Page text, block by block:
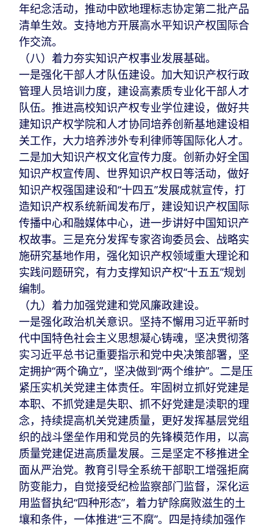
年纪念活动，推动中欧地理标志协定第二批产品
清单生效。支持地方开展高水平知识产权国际合
作交流。
（八）着力夯实知识产权事业发展基础。
一是强化干部人才队伍建设。加大知识产权行政
管理人员培训力度，建设高素质专业化干部人才
队伍。推进高校知识产权专业学位建设，做好共
建知识产权学院和人才协同培养创新基地建设相
关工作，大力培养涉外专利律师等国际化人才。
二是加大知识产权文化宣传力度。创新办好全国
知识产权宣传周、世界知识产权日等活动，做好
知识产权强国建设和“十四五”发展成就宣传，打
造知识产权系统新闻发布厅，建设知识产权国际
传播中心和融媒体中心，进一步讲好中国知识产
权故事。三是充分发挥专家咨询委员会、战略实
施研究基地作用，强化知识产权领域重大理论和
实践问题研究，有力支撑知识产权“十五五”规划
编制。
（九）着力加强党建和党风廉政建设。
一是强化政治机关意识。坚持不懈用习近平新时
代中国特色社会主义思想凝心铸魂，坚决贯彻落
实习近平总书记重要指示和党中央决策部署，坚
定拥护“两个确立”，坚决做到“两个维护”。二是压
紧压实机关党建主体责任。牢固树立抓好党建是
本职、不抓党建是失职、抓不好党建是渎职的理
念，持续提高机关党建质量，更好发挥基层党组
织的战斗堡垒作用和党员的先锋模范作用，以高
质量党建促进高质量发展。三是坚定不移推进全
面从严治党。教育引导全系统干部职工增强拒腐
防变能力，自觉接受纪检监察部门监督，深化运
用监督执纪“四种形态”，着力铲除腐败滋生的土
壤和条件，一体推进“三不腐”。四是持续加强作